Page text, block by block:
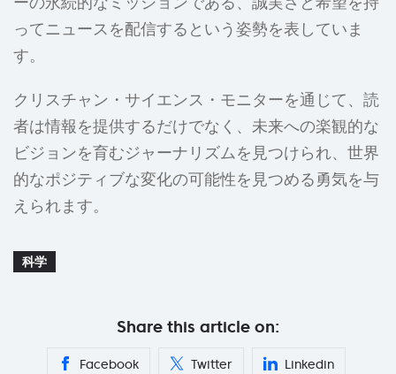
ってニュースを配信するという姿勢を表していま
す。
クリスチャン・サイエンス・モニターを通じて、読
者は情報を提供するだけでなく、未来への楽観的な
ビジョンを育むジャーナリズムを見つけられ、世界
的なポジティブな変化の可能性を見つめる勇気を与
えられます。
科学
Share this article on:
Facebook Twitter Linkedin